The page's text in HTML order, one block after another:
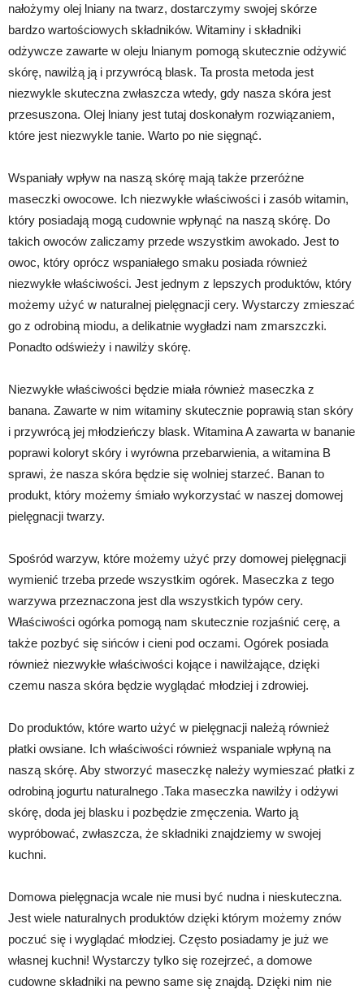
nałożymy olej lniany na twarz, dostarczymy swojej skórze
bardzo wartościowych składników. Witaminy i składniki
odżywcze zawarte w oleju lnianym pomogą skutecznie odżywić
skórę, nawilżą ją i przywrócą blask. Ta prosta metoda jest
niezwykle skuteczna zwłaszcza wtedy, gdy nasza skóra jest
przesuszona. Olej lniany jest tutaj doskonałym rozwiązaniem,
które jest niezwykle tanie. Warto po nie sięgnąć.
Wspaniały wpływ na naszą skórę mają także przeróżne
maseczki owocowe. Ich niezwykłe właściwości i zasób witamin,
który posiadają mogą cudownie wpłynąć na naszą skórę. Do
takich owoców zaliczamy przede wszystkim awokado. Jest to
owoc, który oprócz wspaniałego smaku posiada również
niezwykłe właściwości. Jest jednym z lepszych produktów, który
możemy użyć w naturalnej pielęgnacji cery. Wystarczy zmieszać
go z odrobiną miodu, a delikatnie wygładzi nam zmarszczki.
Ponadto odświeży i nawilży skórę.
Niezwykłe właściwości będzie miała również maseczka z
banana. Zawarte w nim witaminy skutecznie poprawią stan skóry
i przywrócą jej młodzieńczy blask. Witamina A zawarta w bananie
poprawi koloryt skóry i wyrówna przebarwienia, a witamina B
sprawi, że nasza skóra będzie się wolniej starzeć. Banan to
produkt, który możemy śmiało wykorzystać w naszej domowej
pielęgnacji twarzy.
Spośród warzyw, które możemy użyć przy domowej pielęgnacji
wymienić trzeba przede wszystkim ogórek. Maseczka z tego
warzywa przeznaczona jest dla wszystkich typów cery.
Właściwości ogórka pomogą nam skutecznie rozjaśnić cerę, a
także pozbyć się sińców i cieni pod oczami. Ogórek posiada
również niezwykłe właściwości kojące i nawilżające, dzięki
czemu nasza skóra będzie wyglądać młodziej i zdrowiej.
Do produktów, które warto użyć w pielęgnacji należą również
płatki owsiane. Ich właściwości również wspaniale wpłyną na
naszą skórę. Aby stworzyć maseczkę należy wymieszać płatki z
odrobiną jogurtu naturalnego .Taka maseczka nawilży i odżywi
skórę, doda jej blasku i pozbędzie zmęczenia. Warto ją
wypróbować, zwłaszcza, że składniki znajdziemy w swojej
kuchni.
Domowa pielęgnacja wcale nie musi być nudna i nieskuteczna.
Jest wiele naturalnych produktów dzięki którym możemy znów
poczuć się i wyglądać młodziej. Często posiadamy je już we
własnej kuchni! Wystarczy tylko się rozejrzeć, a domowe
cudowne składniki na pewno same się znajdą. Dzięki nim nie